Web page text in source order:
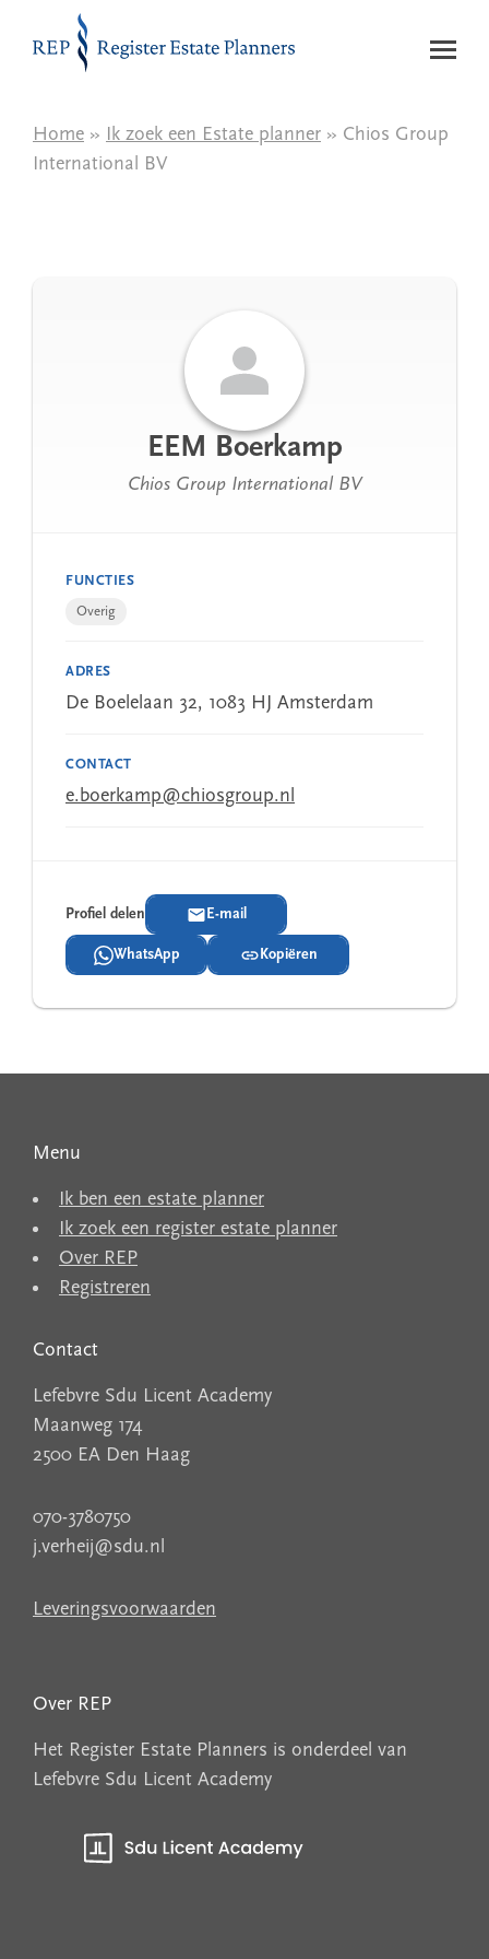
Naar de inhoud
Home » Ik zoek een Estate planner » Chios Group
International BV
EEM Boerkamp
Chios Group International BV
FUNCTIES
Overig
ADRES
De Boelelaan 32, 1083 HJ Amsterdam
CONTACT
e.boerkamp@chiosgroup.nl
Profiel delen E-mail
WhatsApp Kopiëren
Menu
Ik ben een estate planner
Ik zoek een register estate planner
Over REP
Registreren
Contact
Lefebvre Sdu Licent Academy
Maanweg 174
2500 EA Den Haag
070-3780750
j.verheij@sdu.nl
Leveringsvoorwaarden
Over REP
Het Register Estate Planners is onderdeel van
Lefebvre Sdu Licent Academy